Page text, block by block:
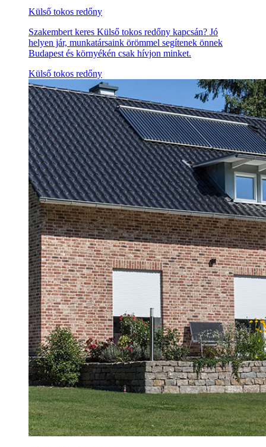
Külső tokos redőny
Szakembert keres Külső tokos redőny kapcsán? Jó
helyen jár, munkatársaink örömmel segítenek önnek
Budapest és környékén csak hívjon minket.
Külső tokos redőny